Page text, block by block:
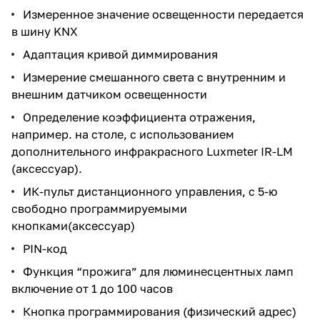
Измеренное значение освещенности передается
в шину KNX
Адаптация кривой диммирования
Измерение смешанного света с внутренним и
внешним датчиком освещенности
Определение коэффициента отражения,
например. на столе, с использованием
дополнительного инфракрасного Luxmeter IR-LM
(аксессуар).
ИК-пульт дистанционного управления, с 5-ю
свободно программируемыми
кнопками(аксессуар)
PIN-код
Функция “прожига” для люминесцентных ламп
включение от 1 до 100 часов
Кнопка программирования (физический адрес)